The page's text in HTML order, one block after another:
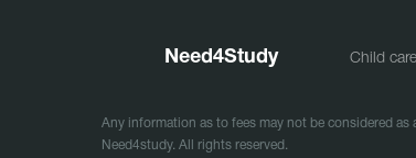
Need4Study Child
Any information as to fees may not be considered
Need4study. All rights reserved.